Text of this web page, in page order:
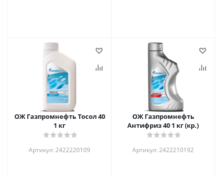
ОЖ Газпромнефть Тосол 40
1 кг
Артикул: 2422220109
ОЖ Газпромнефть
Антифриз 40 1 кг (кр.)
Артикул: 2422210192